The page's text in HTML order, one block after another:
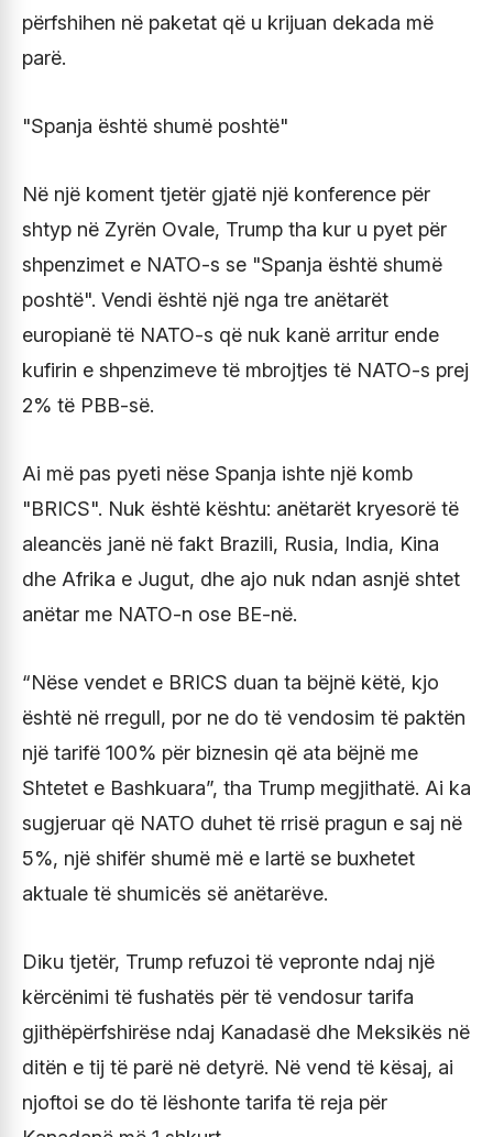
përfshihen në paketat që u krijuan dekada më
parë.
"Spanja është shumë poshtë"
Në një koment tjetër gjatë një konference për
shtyp në Zyrën Ovale, Trump tha kur u pyet për
shpenzimet e NATO-s se "Spanja është shumë
poshtë". Vendi është një nga tre anëtarët
europianë të NATO-s që nuk kanë arritur ende
kufirin e shpenzimeve të mbrojtjes të NATO-s prej
2% të PBB-së.
Ai më pas pyeti nëse Spanja ishte një komb
"BRICS". Nuk është kështu: anëtarët kryesorë të
aleancës janë në fakt Brazili, Rusia, India, Kina
dhe Afrika e Jugut, dhe ajo nuk ndan asnjë shtet
anëtar me NATO-n ose BE-në.
“Nëse vendet e BRICS duan ta bëjnë këtë, kjo
është në rregull, por ne do të vendosim të paktën
një tarifë 100% për biznesin që ata bëjnë me
Shtetet e Bashkuara”, tha Trump megjithatë. Ai ka
sugjeruar që NATO duhet të rrisë pragun e saj në
5%, një shifër shumë më e lartë se buxhetet
aktuale të shumicës së anëtarëve.
Diku tjetër, Trump refuzoi të vepronte ndaj një
kërcënimi të fushatës për të vendosur tarifa
gjithëpërfshirëse ndaj Kanadasë dhe Meksikës në
ditën e tij të parë në detyrë. Në vend të kësaj, ai
njoftoi se do të lëshonte tarifa të reja për